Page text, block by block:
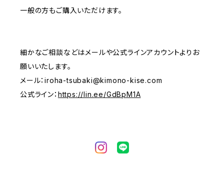
一般の方もご購入いただけます。
細かなご相談などはメールや公式ラインアカウントよりお
願いいたします。
メール：iroha-tsubaki@kimono-kise.com
公式ライン： https://lin.ee/GdBpM1A